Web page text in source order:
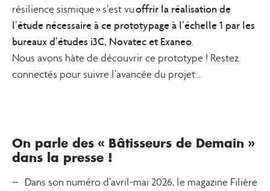
résilience sismique » s’est vuoffrir la réalisation de
l’étude nécessaire à ce prototypage à l’échelle 1 par les
bureaux d’études i3C, Novatec et Exaneo.
Nous avons hâte de découvrir ce prototype ! Restez
connectés pour suivre l’avancée du projet…
On parle des « Bâtisseurs de Demain »
dans la presse !
– Dans son numéro d’avril-mai 2026, le magazine Filière